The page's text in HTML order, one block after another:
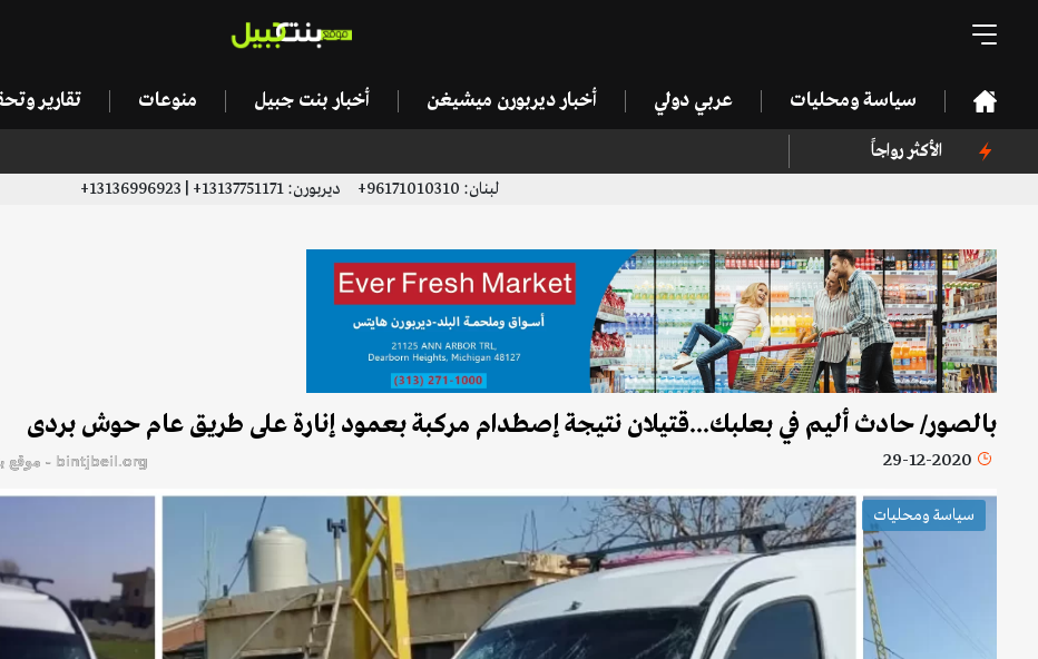
سياسة ومحليات عربي دولي أخبار ديربورن ميشيغن أخبار بنت جبيل منوعات تقارير
الأكثر رواجاً
لبنان: 96171010310+ ديربورن: 13137751171+ | 13136996923+
بالصور/ حادث أليم في بعلبك...قتيلان نتيجة إصطدام مركبة بعمود إنارة على طريق عام حوش بردى
29-12-2020 bintjbeil.org - موقع بنت جبيل
سياسة ومحليات